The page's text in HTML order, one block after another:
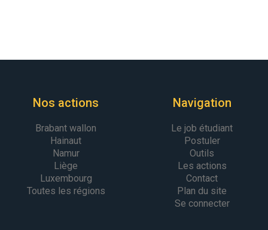
Nos actions
Brabant wallon
Hainaut
Namur
Liège
Luxembourg
Toutes les régions
Navigation
Le job étudiant
Postuler
Outils
Les actions
Contact
Plan du site
Se connecter